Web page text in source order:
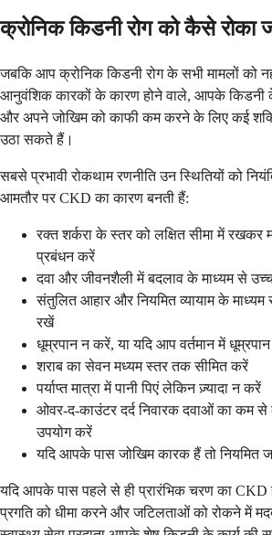
क्रोनिक किडनी रोग को कैसे रोका
जबकि आप क्रोनिक किडनी रोग के सभी मामलों को
आनुवंशिक कारकों के कारण होने वाले, आपके किडनी के
और अपने जोखिम को काफी कम करने के लिए कई
उठा सकते हैं।
सबसे प्रभावी रोकथाम रणनीति उन स्थितियों को
आमतौर पर CKD का कारण बनती हैं:
रक्त शर्करा के स्तर को लक्षित सीमा में रखकर
प्रबंधन करें
दवा और जीवनशैली में बदलाव के माध्यम से
संतुलित आहार और नियमित व्यायाम के
रखें
धूम्रपान न करें, या यदि आप वर्तमान में
शराब का सेवन मध्यम स्तर तक सीमित करें
पर्याप्त मात्रा में पानी पिएं लेकिन ज़्यादा न करें
ओवर-द-काउंटर दर्द निवारक दवाओं का कम से
उपयोग करें
यदि आपके पास जोखिम कारक हैं तो नियमित
यदि आपके पास पहले से ही प्रारंभिक चरण का CKD
प्रगति को धीमा करने और जटिलताओं को रोकने में